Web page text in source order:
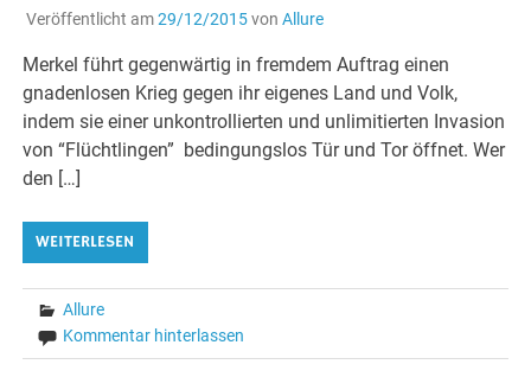
Veröffentlicht am29/12/2015von Allure
Merkel führt gegenwärtig in fremdem Auftrag einen
gnadenlosen Krieg gegen ihr eigenes Land und Volk,
indem sie einer unkontrollierten und unlimitierten Invasion
von “Flüchtlingen” bedingungslos Tür und Tor öffnet. Wer
den […]
WEITERLESEN
Allure
Kommentar hinterlassen